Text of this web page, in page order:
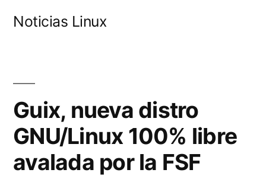
Noticias Linux
Guix, nueva distro
GNU/Linux 100% libre
avalada por la FSF